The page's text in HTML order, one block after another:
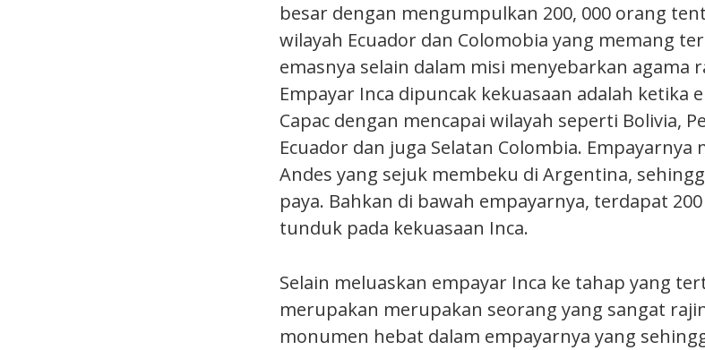
besar dengan mengumpulkan 200, 000 orang
wilayah Ecuador dan Colomobia yang memang
emasnya selain dalam misi menyebarkan agama
Empayar Inca dipuncak kekuasaan adalah ketika
Capac dengan mencapai wilayah seperti Bolivia,
Ecuador dan juga Selatan Colombia.
Andes yang sejuk membeku di Argentina,
paya. Bahkan di bawah empayarnya, terdapat
tunduk pada kekuasaan Inca.
Selain meluaskan empayar Inca ke tahap yang
merupakan merupakan seorang yang sangat
monumen hebat dalam empayarnya yang